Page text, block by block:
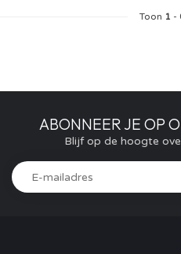
Toon 1 -
ABONNEER JE OP
Blijf op de hoogte